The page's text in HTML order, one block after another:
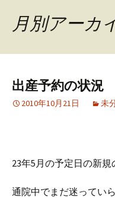
月別アーカ
出産予約の状況
2010年10月21日 未
23年5月の予定日の新規
通院中でまだ迷ってい